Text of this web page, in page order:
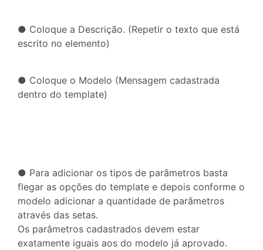
● Coloque a Descrição. (Repetir o texto que está
escrito no elemento)
● Coloque o Modelo (Mensagem cadastrada
dentro do template)
● Para adicionar os tipos de parâmetros basta
flegar as opções do template e depois conforme o
modelo adicionar a quantidade de parâmetros
através das setas.
Os parâmetros cadastrados devem estar
exatamente iguais aos do modelo já aprovado.